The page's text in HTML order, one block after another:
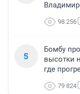
98 256
5
Бомбу
высотки
где
79 824